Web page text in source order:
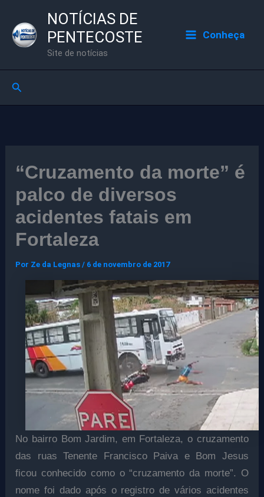
para
NOTÍCIAS DE
PENTECOSTE
Site de notícias
Conheça
Pesquisar
“Cruzamento da morte” é
palco de diversos
acidentes fatais em
Fortaleza
Por Ze da Legnas/ 6 de novembro de 2017
No bairro Bom Jardim, em Fortaleza, o cruzamento
das ruas Tenente Francisco Paiva e Bom Jesus
ficou conhecido como o “cruzamento da morte”. O
nome foi dado após o registro de vários acidentes